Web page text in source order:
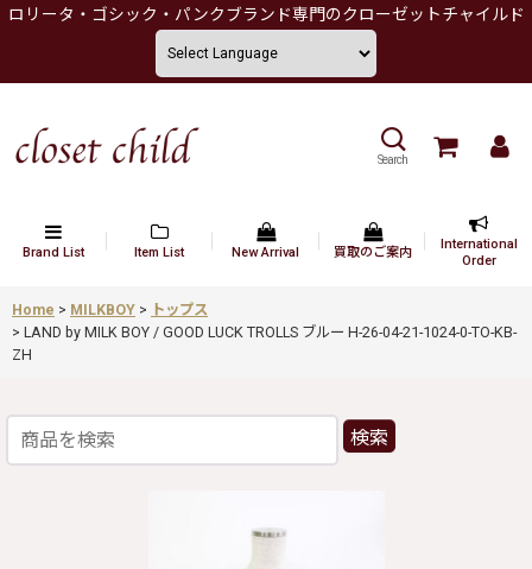
ロリータ・ゴシック・パンクブランド専門のクローゼットチャイルド
Search
Brand List Item List New Arrival 買取のご案内
International
Order
Home > MILKBOY > トップス
> LAND by MILK BOY / GOOD LUCK TROLLS ブルー H-26-04-21-1024-0-TO-KB-
ZH
検索